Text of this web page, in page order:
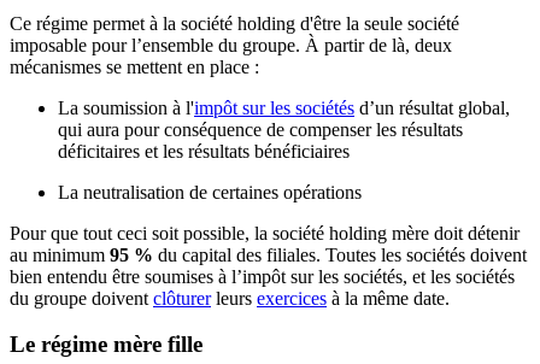
Ce régime permet à la société holding d'être la seule société
imposable pour l’ensemble du groupe. À partir de là, deux
mécanismes se mettent en place :
La soumission à l'impôt sur les sociétés d’un résultat global,
qui aura pour conséquence de compenser les résultats
déficitaires et les résultats bénéficiaires
La neutralisation de certaines opérations
Pour que tout ceci soit possible, la société holding mère doit détenir
au minimum 95 % du capital des filiales. Toutes les sociétés doivent
bien entendu être soumises à l’impôt sur les sociétés, et les sociétés
du groupe doivent clôturerleurs exercices à la même date.
Le régime mère fille